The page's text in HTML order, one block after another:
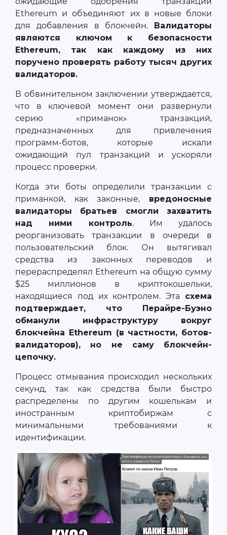
Ethereum и объединяют их в новые блоки
для добавления в блокчейн.
Валидаторы
являются ключом к безопасности
Ethereum, так как каждому из них
поручено проверять работу тысяч других
валидаторов.
В обвинительном заключении утверждается,
что в ключевой момент они развернули
серию «приманок» транзакций,
предназначенных для привлечения
программ-ботов, которые искали
ожидающий пул транзакций и ускоряли
процесс проверки.
Когда эти боты определили транзакции с
приманкой, как законные, вредоносные
валидаторы братьев смогли захватить
над ними контроль. Им удалось
реорганизовать транзакции в очереди в
пользовательский блок. Он вытягивал
средства из законных переводов и
перераспределял Ethereum на общую сумму
$25 миллионов в криптокошельки,
находящиеся под их контролем. Эта схема
подтверждает, что Перайре-Буэно
обманули инфраструктуру вокруг
блокчейна Ethereum (в частности, ботов-
валидаторов), но не саму блокчейн-
цепочку.
Процесс отмывания происходил нескольких
секунд, так как средства были быстро
распределены по другим кошелькам и
иностранным криптобиржам с
минимальными требованиями к
идентификации.